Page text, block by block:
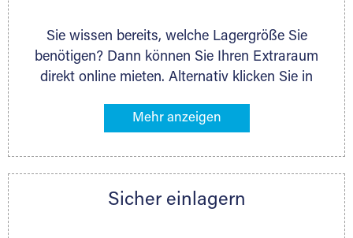
Sie wissen bereits, welche Lagergröße Sie
benötigen? Dann können Sie Ihren Extraraum
direkt online mieten. Alternativ klicken Sie in
Gegenstände an, die Sie einlagern möchten –
ermittelt. Natürlich steht Ihnen Ihr Extraraum
persönlich hinsichtlich Lagervolumen und zu
Sicher einlagern